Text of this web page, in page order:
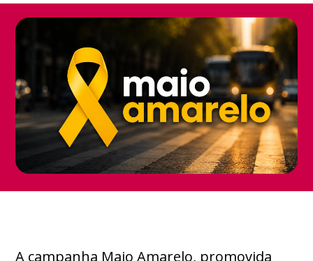
A campanha Maio Amarelo, promovida